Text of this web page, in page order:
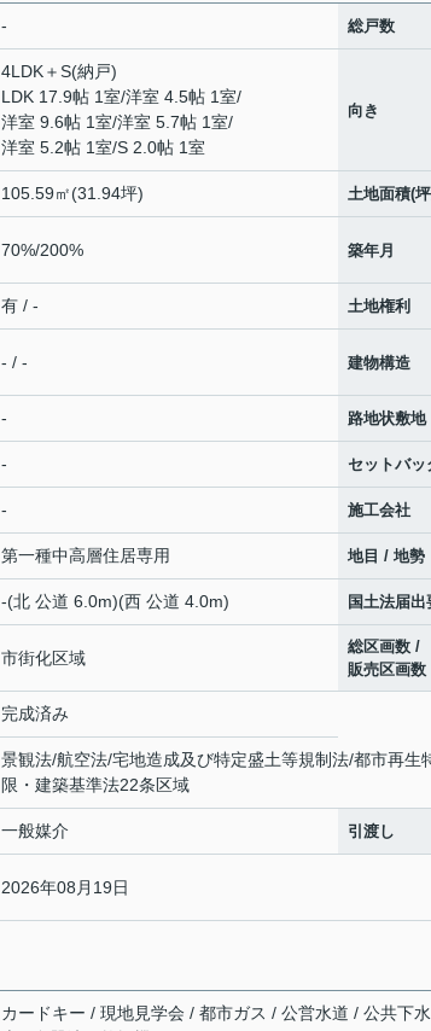
- 総戸数
4LDK＋S(納戸)
LDK 17.9帖 1室/洋室 4.5帖 1室/
洋室 9.6帖 1室/洋室 5.7帖 1室/
洋室 5.2帖 1室/S 2.0帖 1室
向き
105.59㎡(31.94坪) 土地面積(
70%/200% 築年月
有 / - 土地権利
- / - 建物構造
- 路地状敷地
- セットバッ
- 施工会社
第一種中高層住居専用 地目 / 地勢
-(北 公道 6.0m)(西 公道 4.0m) 国土法届出
市街化区域
総区画数 /
販売区画数
完成済み
景観法/航空法/宅地造成及び特定盛土等規制法/都市再
限・建築基準法22条区域
一般媒介 引渡し
2026年08月19日
カードキー / 現地見学会 / 都市ガス / 公営水道 / 公共下